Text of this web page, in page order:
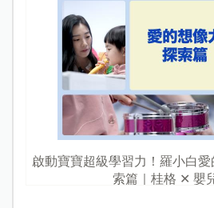
啟動寶寶超級學習力！羅小白
索篇｜桂格 ✕ 嬰